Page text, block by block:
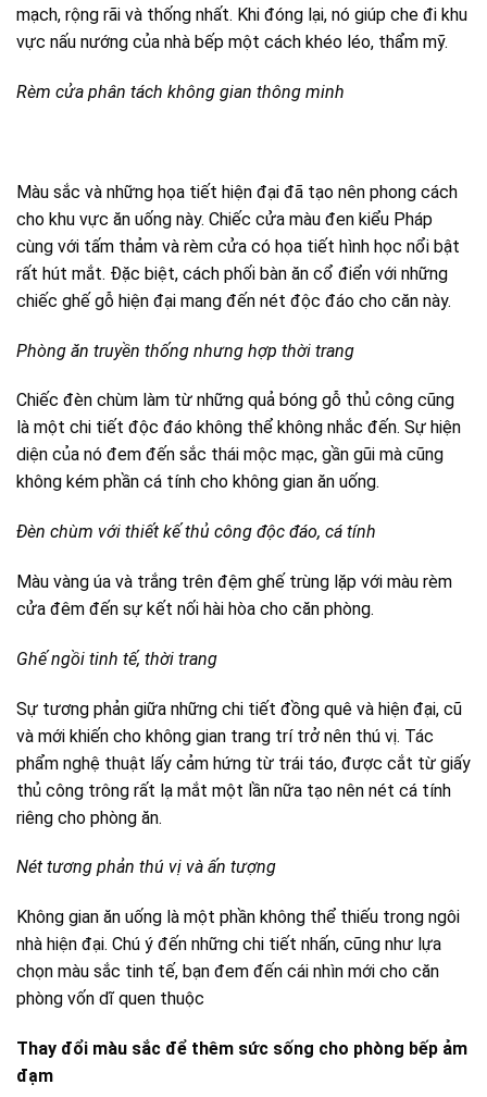
mạch, rộng rãi và thống nhất. Khi đóng lại, nó giúp che đi khu
vực nấu nướng của nhà bếp một cách khéo léo, thẩm mỹ.
Rèm cửa phân tách không gian thông minh
Màu sắc và những họa tiết hiện đại đã tạo nên phong cách
cho khu vực ăn uống này. Chiếc cửa màu đen kiểu Pháp
cùng với tấm thảm và rèm cửa có họa tiết hình học nổi bật
rất hút mắt. Đặc biệt, cách phối bàn ăn cổ điển với những
chiếc ghế gỗ hiện đại mang đến nét độc đáo cho căn này.
Phòng ăn truyền thống nhưng hợp thời trang
Chiếc đèn chùm làm từ những quả bóng gỗ thủ công cũng
là một chi tiết độc đáo không thể không nhắc đến. Sự hiện
diện của nó đem đến sắc thái mộc mạc, gần gũi mà cũng
không kém phần cá tính cho không gian ăn uống.
Đèn chùm với thiết kế thủ công độc đáo, cá tính
Màu vàng úa và trắng trên đệm ghế trùng lặp với màu rèm
cửa đêm đến sự kết nối hài hòa cho căn phòng.
Ghế ngồi tinh tế, thời trang
Sự tương phản giữa những chi tiết đồng quê và hiện đại, cũ
và mới khiến cho không gian trang trí trở nên thú vị. Tác
phẩm nghệ thuật lấy cảm hứng từ trái táo, được cắt từ giấy
thủ công trông rất lạ mắt một lần nữa tạo nên nét cá tính
riêng cho phòng ăn.
Nét tương phản thú vị và ấn tượng
Không gian ăn uống là một phần không thể thiếu trong ngôi
nhà hiện đại. Chú ý đến những chi tiết nhấn, cũng như lựa
chọn màu sắc tinh tế, bạn đem đến cái nhìn mới cho căn
phòng vốn dĩ quen thuộc
Thay đổi màu sắc để thêm sức sống cho phòng bếp ảm
đạm